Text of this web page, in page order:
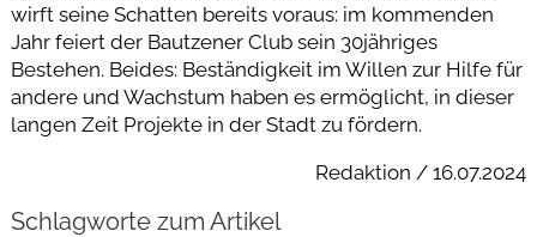
wirft seine Schatten bereits voraus: im kommenden
Jahr feiert der Bautzener Club sein 30jähriges
Bestehen. Beides: Beständigkeit im Willen zur Hilfe für
andere und Wachstum haben es ermöglicht, in dieser
langen Zeit Projekte in der Stadt zu fördern.
Redaktion / 16.07.2024
Schlagworte zum Artikel